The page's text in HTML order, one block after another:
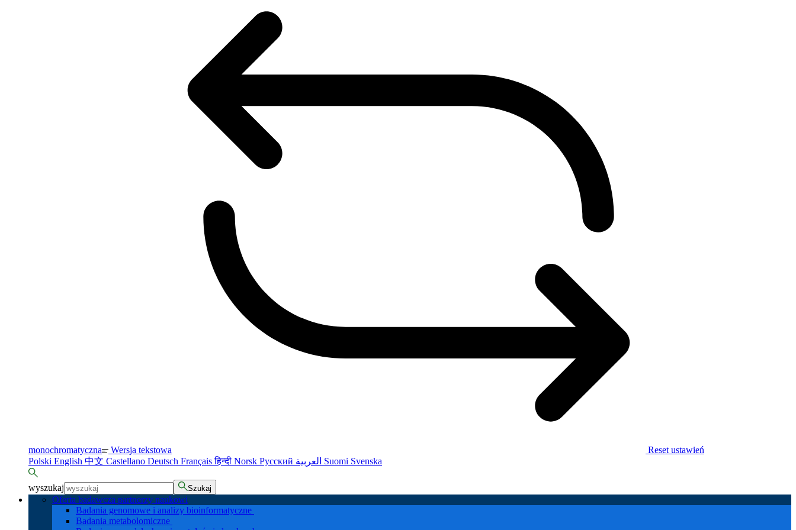
monochromatyczna Wersja tekstowa
Reset ustawień
Polski English 中文 Castellano Deutsch Françaisहिन्दी Norsk Русский Suomi Svenska
wyszukaj Szukaj
Oferta badawcza partnerzy naukowi
Badania genomowe i analizy bioinformatyczne
Badania metabolomiczne